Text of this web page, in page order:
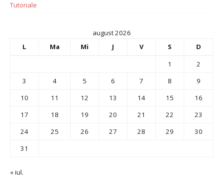
Tutoriale
august 2026
L
Ma Mi J V S
D
1
2
3
4 5 6 7 8
9
10
11 12 13 14 15
16
17
18 19 20 21 22
23
24
25 26 27 28 29
30
31
« iul.